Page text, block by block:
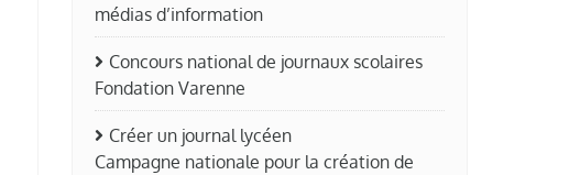
médias d’information
Concours national de journaux scolaires
Fondation Varenne
Créer un journal lycéen
Campagne nationale pour la création de